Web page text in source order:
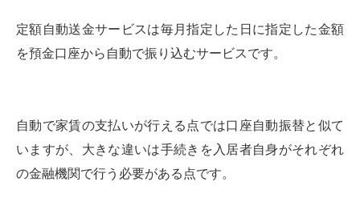
定額自動送金サービスは毎月指定した日に指定した金額
を預金口座から自動で振り込むサービスです。
自動で家賃の支払いが行える点では口座自動振替と似て
いますが、大きな違いは手続きを入居者自身がそれぞれ
の金融機関で行う必要がある点です。